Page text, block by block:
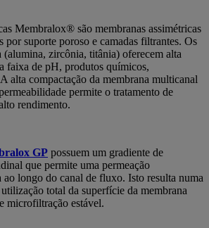
Membralox® são membranas assimétricas
por suporte poroso e camadas filtrantes. Os
(alumina, zircônia, titânia) oferecem alta
faixa de pH, produtos químicos,
alta compactação da membrana multicanal
permite o tratamento de
rendimento.
GP possuem um gradiente de
que permite uma permeação
ao longo do canal de fluxo. Isto resulta numa
total da superfície da membrana
microfiltração estável.